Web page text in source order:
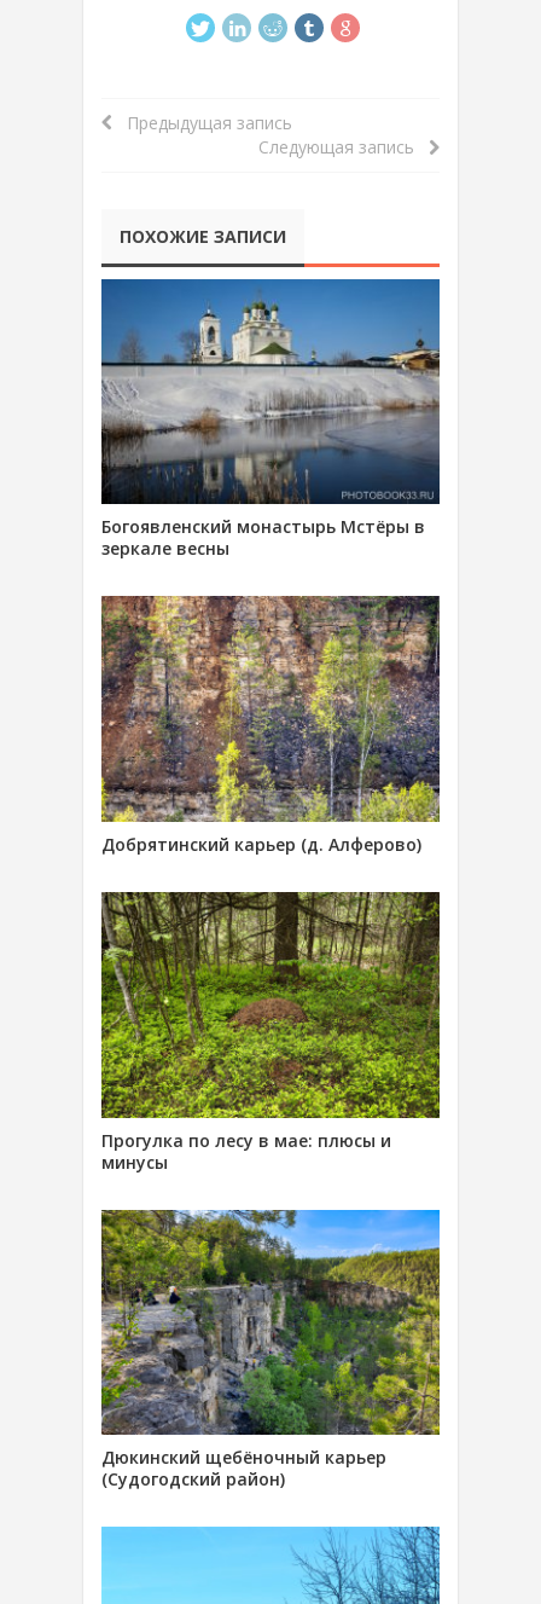
Предыдущая запись
Следующая запись
ПОХОЖИЕ ЗАПИСИ
Богоявленский монастырь Мстёры в
зеркале весны
Добрятинский карьер (д. Алферово)
Прогулка по лесу в мае: плюсы и
минусы
Дюкинский щебёночный карьер
(Судогодский район)